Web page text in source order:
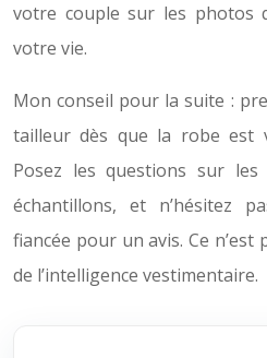
votre couple sur les photos
votre vie.
Mon conseil pour la suite :
tailleur dès que la robe est
Posez les questions sur les
échantillons, et n’hésitez
fiancée pour un avis. Ce n’est
de l’intelligence vestimentaire.